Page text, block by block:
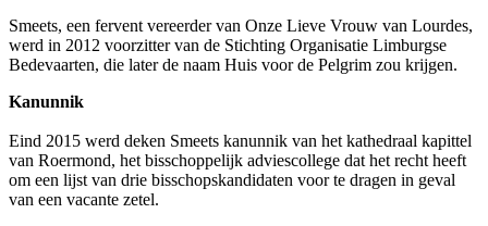
Smeets, een fervent vereerder van Onze Lieve Vrouw van Lourdes,
werd in 2012 voorzitter van de Stichting Organisatie Limburgse
Bedevaarten, die later de naam Huis voor de Pelgrim zou krijgen.
Kanunnik
Eind 2015 werd deken Smeets kanunnik van het kathedraal kapittel
van Roermond, het bisschoppelijk adviescollege dat het recht heeft
om een lijst van drie bisschopskandidaten voor te dragen in geval
van een vacante zetel.